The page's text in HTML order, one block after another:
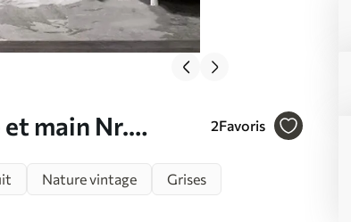
main Nr.
2Favoris
Nature vintage
Grises